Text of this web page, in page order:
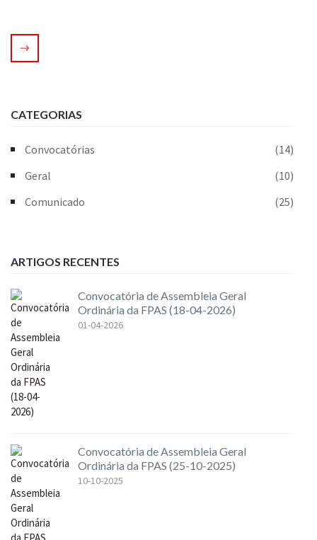
CATEGORIAS
Convocatórias
(14)
Geral
(10)
Comunicado
(25)
ARTIGOS RECENTES
Convocatória de Assembleia Geral
Ordinária da FPAS (18-04-2026)
01-04-2026
Convocatória de Assembleia Geral
Ordinária da FPAS (25-10-2025)
10-10-2025